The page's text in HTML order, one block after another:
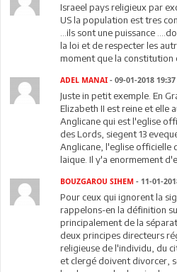
Israeel pays religieux par
US la population est tres
...ils sont une puissance
la loi et de respecter les
moment que la constitution
ADEL MANAI - 09-01-2018 19:37
Juste in petit exemple. En
Elizabeth II est reine et elle
Anglicane qui est l'eglise
des Lords, siegent 13
Anglicane, l'eglise officielle
laique. Il y'a enormement
BOUZGAROU SIHEM- 11-01-
Pour ceux qui ignorent la
rappelons-en la définition
principalement de la
deux principes directeurs
religieuse de l'individu, du
et clergé doivent divorcer,